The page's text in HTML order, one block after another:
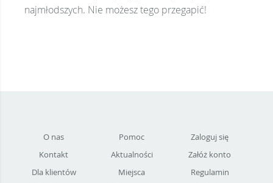
najmłodszych. Nie możesz tego przegapić!
O nas
Kontakt
Dla klientów
Pomoc
Aktualności
Miejsca
Zaloguj się
Załóż konto
Regulamin